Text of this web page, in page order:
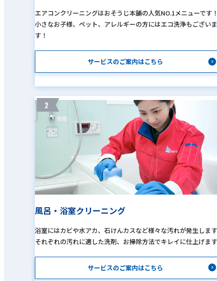
エアコンクリーニングはおそうじ本舗の人気NO.1メニューです
小さなお子様、ペット、アレルギーの方にはエコ洗浄もございま
す！
サービスのご案内はこちら
2
風呂・浴室クリーニング
浴室にはカビや水アカ、石けんカスなど様々な汚れが発生しま
それぞれの汚れに適した洗剤、お掃除方法でキレイに仕上げま
サービスのご案内はこちら